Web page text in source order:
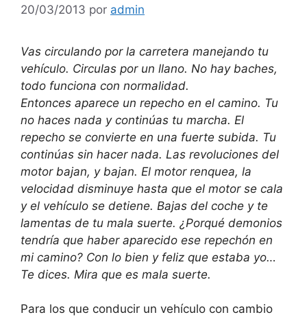
20/03/2013 por admin
Vas circulando por la carretera manejando tu
vehículo. Circulas por un llano. No hay baches,
todo funciona con normalidad.
Entonces aparece un repecho en el camino. Tu
no haces nada y continúas tu marcha. El
repecho se convierte en una fuerte subida. Tu
continúas sin hacer nada. Las revoluciones del
motor bajan, y bajan. El motor renquea, la
velocidad disminuye hasta que el motor se cala
y el vehículo se detiene. Bajas del coche y te
lamentas de tu mala suerte. ¿Porqué demonios
tendría que haber aparecido ese repechón en
mi camino? Con lo bien y feliz que estaba yo…
Te dices. Mira que es mala suerte.
Para los que conducir un vehículo con cambio